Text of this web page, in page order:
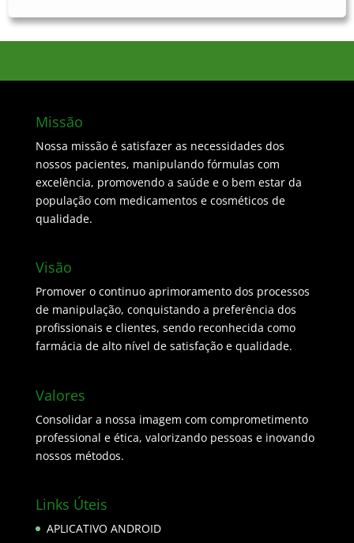
Missão
Nossa missão é satisfazer as necessidades dos
nossos pacientes, manipulando fórmulas com
excelência, promovendo a saúde e o bem estar da
população com medicamentos e cosméticos de
qualidade.
Visão
Promover o continuo aprimoramento dos processos
de manipulação, conquistando a preferência dos
profissionais e clientes, sendo reconhecida como
farmácia de alto nível de satisfação e qualidade.
Valores
Consolidar a nossa imagem com comprometimento
professional e ética, valorizando pessoas e inovando
nossos métodos.
Links Úteis
APLICATIVO ANDROID